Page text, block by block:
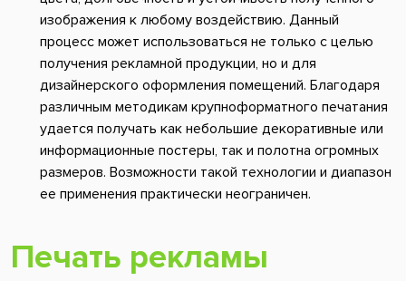
изображения к любому воздействию. Данный
процесс может использоваться не только с целью
получения рекламной продукции, но и для
дизайнерского оформления помещений. Благодаря
различным методикам крупноформатного печатания
удается получать как небольшие декоративные или
информационные постеры, так и полотна огромных
размеров. Возможности такой технологии и диапазон
ее применения практически неограничен.
Печать рекламы